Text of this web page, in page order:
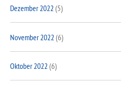
Dezember 2022 (5)
November 2022 (6)
Oktober 2022 (6)